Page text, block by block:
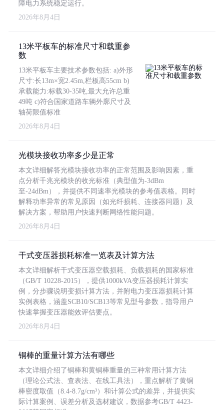
障电力系统稳定运行。
2026年8月4日
13米平板车的标准尺寸和载重参
数
13米平板车主要技术参数包括: a)外形
尺寸:长13m×宽2.45m,栏板高55cm b)
承载能力:标载30-35吨,最大允许总重
49吨 c)符合国家道路车辆外廓尺寸及
轴荷限值标准
2026年8月4日
光模块接收功率多少是正常
本文详细解答光模块接收功率的正常范围及影响因素，重
点分析千兆光模块的收光标准（典型值为-3dBm
至-24dBm），并提供不同速率光模块的参考值表格。同时
解释功率异常的常见原因（如光纤损耗、连接器问题）及
解决方案，帮助用户快速判断网络性能问题。
2026年8月4日
干式变压器损耗标准一览表及计算方法
本文详细解析干式变压器空载损耗、负载损耗的国家标准
（GB/T 10228-2015），提供1000kVA变压器损耗计算实
例，分步骤说明变损计算方法，并附电力变压器损耗计算
实例表格，涵盖SCB10/SCB13等常见型号参数，指导用户
快速掌握变压器能效评估要点。
2026年8月4日
铜棒的重量计算方法有哪些
本文详细介绍了铜棒和黄铜棒重量的三种常用计算方法
（理论公式法、查表法、在线工具法），重点解析了黄铜
棒密度取值（8.4-8.7g/cm³）和计算公式的差异，并提供实
际计算案例、误差分析及选材建议，数据参考GB/T 4423-